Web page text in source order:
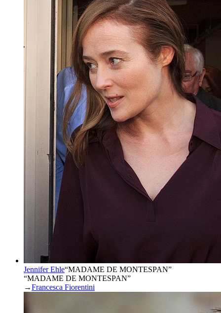
Jennifer Ehle“MADAME DE MONTESPAN”
“MADAME DE MONTESPAN”
→Francesca Fiorentini